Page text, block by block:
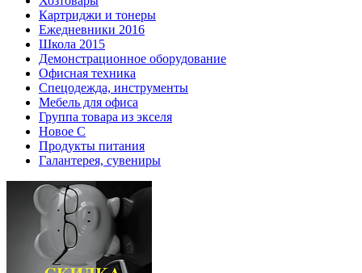
Картриджи и тонеры
Ежедневники 2016
Школа 2015
Демонстрационное оборудование
Офисная техника
Спецодежда, инструменты
Мебель для офиса
Группа товара из экселя
Новое С
Продукты питания
Галантерея, сувениры